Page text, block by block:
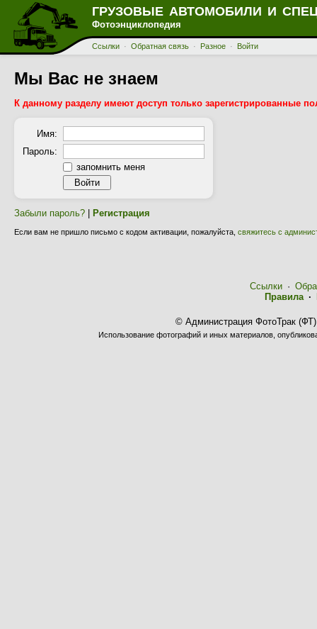
ГРУЗОВЫЕ АВТОМОБИЛИ И
Фотоэнциклопедия
Ссылки · Обратная связь · Разное · Войти
Мы Вас не знаем
К данному разделу имеют доступ только зарегистрированные
Имя:
Пароль:
запомнить меня
Забыли пароль? Регистрация
Если вам не пришло письмо с кодом активации, пожалуйста, свяжитесь с
Ссылки·
Правила·
© Администрация ФотоТрак
Использование фотографий и иных материалов,